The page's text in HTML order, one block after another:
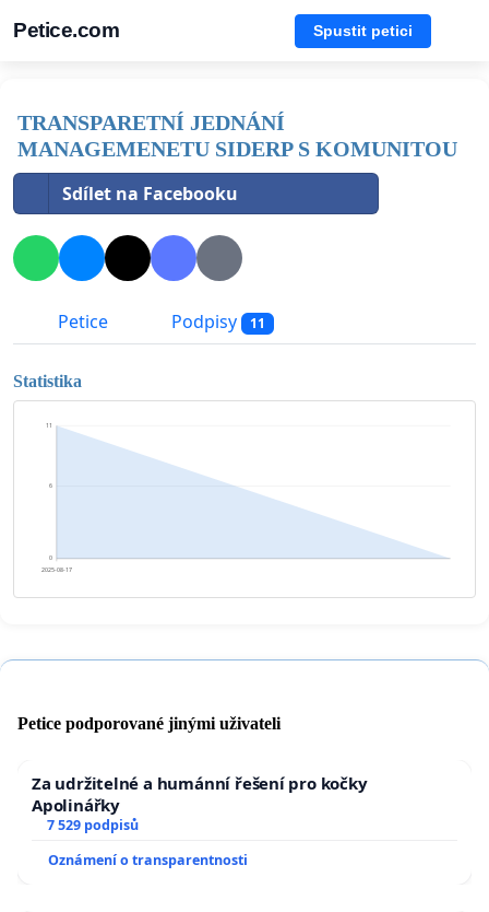
Petice.com Spustit petici
TRANSPARETNÍ JEDNÁNÍ
MANAGEMENETU SIDERP S KOMUNITOU
Sdílet na Facebooku
Petice Podpisy 11
Statistika
0
6
11
2025-08-17
Petice podporované jinými uživateli
Za udržitelné a humánní řešení pro kočky
Apolinářky
7 529 podpisů
Oznámení o transparentnosti